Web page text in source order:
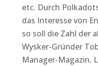
etc. Durch
das Interesse von
so soll die Zahl der
Wysker-Gründer
Manager-Magazin.